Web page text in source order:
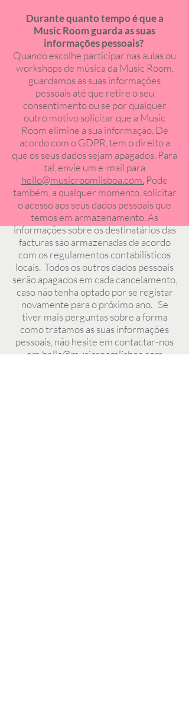
Durante quanto tempo é que a
Music Room guarda as suas
informações pessoais?
Quando escolhe participar nas aulas ou
workshops de música da Music Room,
guardamos as suas informações
pessoais até que retire o seu
consentimento ou se por qualquer
outro motivo solicitar que a Music
Room elimine a sua informação. De
acordo com o GDPR, tem o direito a
que os seus dados sejam apagados. Para
tal, envie um e-mail para
hello@musicroomlisboa.com. Pode
também, a qualquer momento, solicitar
o acesso aos seus dados pessoais que
temos em armazenamento. As
informações sobre os destinatários das
facturas são armazenadas de acordo
com os regulamentos contabilísticos
locais. Todos os outros dados pessoais
serão apagados em cada cancelamento,
caso não tenha optado por se registar
novamente para o próximo ano. Se
tiver mais perguntas sobre a forma
como tratamos as suas informações
pessoais, não hesite em contactar-nos
em hello@musicroomlisboa.com